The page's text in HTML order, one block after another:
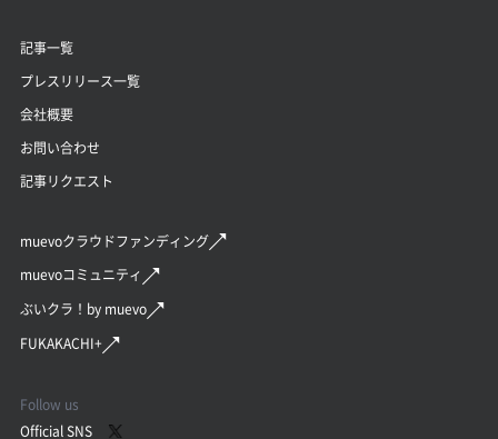
記事一覧
プレスリリース一覧
会社概要
お問い合わせ
記事リクエスト
muevoクラウドファンディング
muevoコミュニティ
ぶいクラ！by muevo
FUKAKACHI+
Follow us
Official SNS